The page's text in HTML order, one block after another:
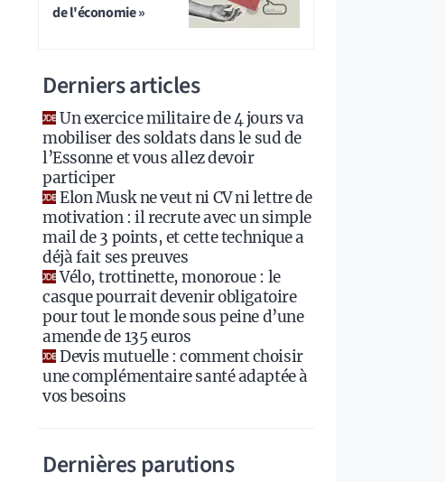
de l'économie »
Derniers articles
Un exercice militaire de 4 jours va
mobiliser des soldats dans le sud de
l’Essonne et vous allez devoir
participer
Elon Musk ne veut ni CV ni lettre de
motivation : il recrute avec un simple
mail de 3 points, et cette technique a
déjà fait ses preuves
Vélo, trottinette, monoroue : le
casque pourrait devenir obligatoire
pour tout le monde sous peine d’une
amende de 135 euros
Devis mutuelle : comment choisir
une complémentaire santé adaptée à
vos besoins
Dernières parutions